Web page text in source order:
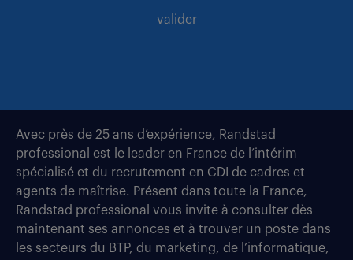
valider
Avec près de 25 ans d’expérience, Randstad
professional est le leader en France de l’intérim
spécialisé et du recrutement en CDI de cadres et
agents de maîtrise. Présent dans toute la France,
Randstad professional vous invite à consulter dès
maintenant ses annonces et à trouver un poste dans
les secteurs du BTP, du marketing, de l’informatique,